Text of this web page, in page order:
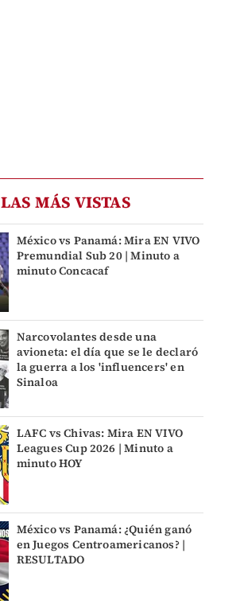
LAS MÁS VISTAS
México vs Panamá: Mira EN VIVO
Premundial Sub 20 | Minuto a
minuto Concacaf
Narcovolantes desde una
avioneta: el día que se le declaró
la guerra a los 'influencers' en
Sinaloa
LAFC vs Chivas: Mira EN VIVO
Leagues Cup 2026 | Minuto a
minuto HOY
México vs Panamá: ¿Quién ganó
en Juegos Centroamericanos? |
RESULTADO